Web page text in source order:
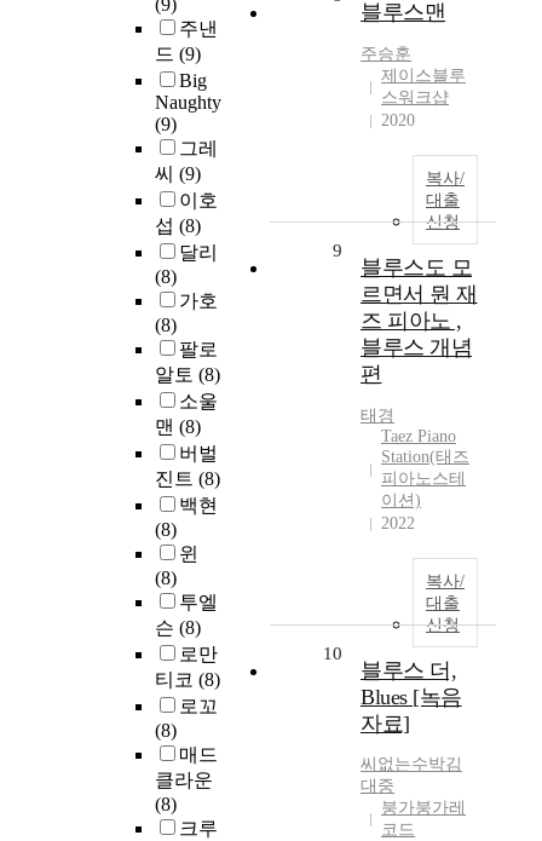
(9)
주낸
드 (9)
Big
Naughty
(9)
그레
씨 (9)
이호
섭 (8)
달리
(8)
가호
(8)
팔로
알토 (8)
소울
맨 (8)
버벌
진트 (8)
백현
(8)
윈
(8)
투엘
슨 (8)
로만
티코 (8)
로꼬
(8)
매드
클라운
(8)
크루
블루스맨
주승훈
제이스블루
스워크샵
2020
복사/
대출
신청
9
블루스도 모
르면서 뭔 재
즈 피아노 ,
블루스 개념
편
태경
Taez Piano
Station(태즈
피아노스테
이션)
2022
복사/
대출
신청
10
블루스 더,
Blues [녹음
자료]
씨없는수박김
대중
붕가붕가레
코드